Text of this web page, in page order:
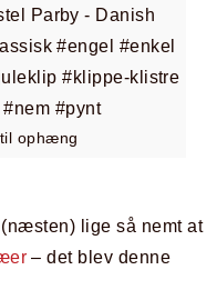
ophæng
(næsten) lige så nemt at
– det blev denne